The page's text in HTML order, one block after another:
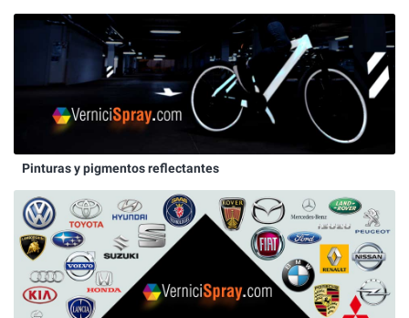
Pinturas y pigmentos reflectantes